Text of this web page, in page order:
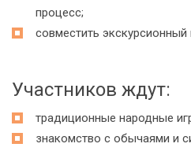
процесс;
совместить
Участников ждут:
традиционные народные
знакомство с обычаями и